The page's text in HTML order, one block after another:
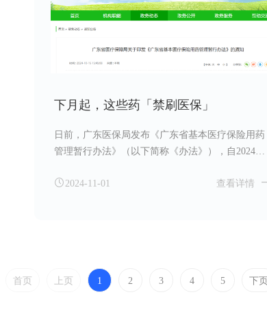
下月起，这些药「禁刷医保」
日前，广东医保局发布《广东省基本医疗保险用药
管理暂行办法》（以下简称《办法》），自2024年
2024-11-01
查看详情
首页 上页 1 2 3 4 5 下页